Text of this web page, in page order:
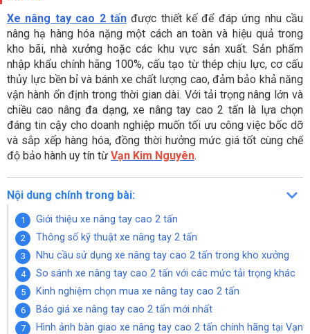
Xe nâng tay cao 2 tấnđược thiết kế để đáp ứng nhu cầu
nâng hạ hàng hóa nặng một cách an toàn và hiệu quả trong
kho bãi, nhà xưởng hoặc các khu vực sản xuất. Sản phẩm
nhập khẩu chính hãng 100%, cấu tạo từ thép chịu lực, cơ cấu
thủy lực bền bỉ và bánh xe chất lượng cao, đảm bảo khả năng
vận hành ổn định trong thời gian dài. Với tải trọng nâng lớn và
chiều cao nâng đa dạng, xe nâng tay cao 2 tấn là lựa chọn
đáng tin cậy cho doanh nghiệp muốn tối ưu công việc bốc dỡ
và sắp xếp hàng hóa, đồng thời hưởng mức giá tốt cùng chế
độ bảo hành uy tín từ Vạn Kim Nguyên.
Nội dung chính trong bài:
Giới thiệu xe nâng tay cao 2 tấn
Thông số kỹ thuật xe nâng tay 2 tấn
Nhu cầu sử dụng xe nâng tay cao 2 tấn trong kho xưởng
So sánh xe nâng tay cao 2 tấn với các mức tải trọng khác
Kinh nghiệm chọn mua xe nâng tay cao 2 tấn
Báo giá xe nâng tay cao 2 tấn mới nhất
Hình ảnh bàn giao xe nâng tay cao 2 tấn chính hãng tại Vạn